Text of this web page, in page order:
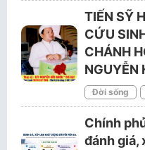
TIẾN SỸ
CỨU
CHÁNH
NGUYỄN
Đời sống
Chính
đánh giá,